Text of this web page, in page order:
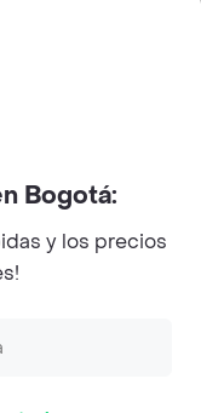
Bogotá:
y los precios